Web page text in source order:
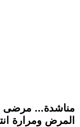
مناشدة... مرضى
المرض ومرارة